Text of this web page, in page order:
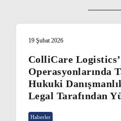
19 Şubat 2026
ColliCare
Operasyonlarında
Hukuki
Legal Tarafından
Haberler